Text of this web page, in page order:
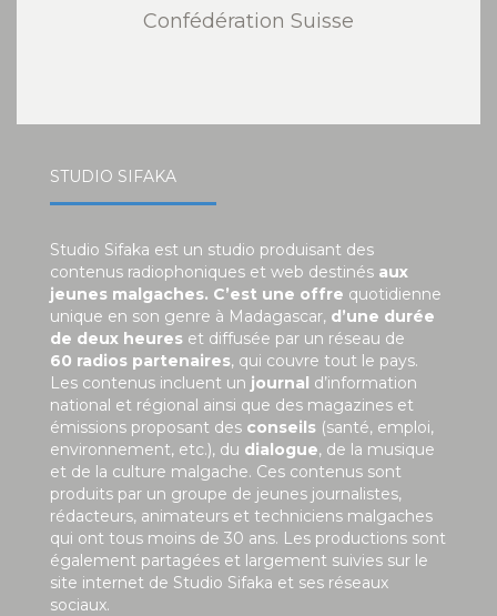
Confédération Suisse
STUDIO SIFAKA
Studio Sifaka est un studio produisant des
contenus radiophoniques et web destinés aux
jeunes malgaches. C’est une offre quotidienne
unique en son genre à Madagascar, d’une durée
de deux heures et diffusée par un réseau de
60 radios partenaires, qui couvre tout le pays.
Les contenus incluent un journal d’information
national et régional ainsi que des magazines et
émissions proposant des conseils (santé, emploi,
environnement, etc.), du dialogue, de la musique
et de la culture malgache. Ces contenus sont
produits par un groupe de jeunes journalistes,
rédacteurs, animateurs et techniciens malgaches
qui ont tous moins de 30 ans. Les productions sont
également partagées et largement suivies sur le
site internet de Studio Sifaka et ses réseaux
sociaux.